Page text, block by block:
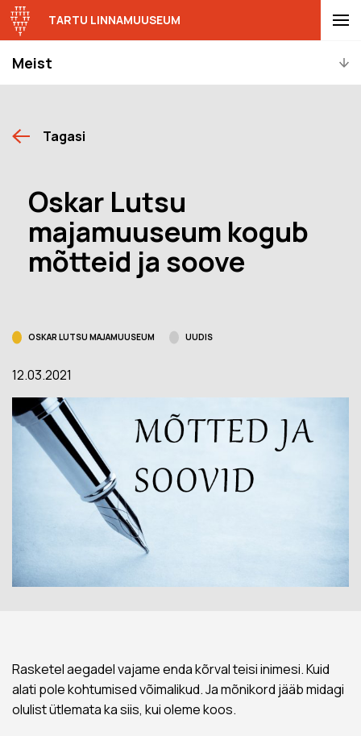
Meist
TARTU LINNAMUUSEUM
Tagasi
Oskar Lutsu
majamuuseum kogub
mõtteid ja soove
OSKAR LUTSU MAJAMUUSEUM UUDIS
12.03.2021
Rasketel aegadel vajame enda kõrval teisi inimesi. Kuid
alati pole kohtumised võimalikud. Ja mõnikord jääb midagi
olulist ütlemata ka siis, kui oleme koos.